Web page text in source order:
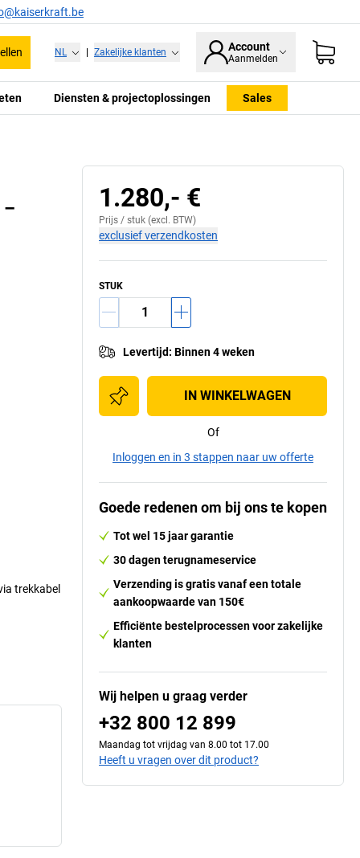
NL Zakelijke klanten Account
Aanmelden
Diensten & projectoplossingen Sales
–
trekkabel
Met toebehoren
vorkkokerafstand,
1.280,- €
Prijs / stuk (excl. BTW)
exclusief verzendkosten
STUK
Levertijd: Binnen 4 weken
IN WINKELWAGEN
Of
Inloggen en in 3 stappen naar uw offerte
Goede redenen om bij ons te kopen
Tot wel 15 jaar garantie
30 dagen terugnameservice
Verzending is gratis vanaf een totale
aankoopwaarde van 150€
Efficiënte bestelprocessen voor zakelijke
klanten
Wij helpen u graag verder
+32 800 12 899
Maandag tot vrijdag van 8.00 tot 17.00
Heeft u vragen over dit product?